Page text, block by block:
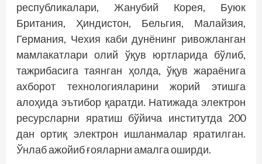
республикалари, Жанубий Корея, Буюк
Британия, Ҳиндистон, Бельгия, Малайзия,
Германия, Чехия каби дунёнинг ривожланган
мамлакатлари олий ўқув юртларида бўлиб,
тажрибасига таянган ҳолда, ўқув жараёнига
ахборот технологияларини жорий этишга
алоҳида эътибор қаратди. Натижада электрон
ресурсларни яратиш бўйича институтда 200
дан ортиқ электрон ишланмалар яратилган.
Ўнлаб ажойиб ғояларни амалга оширди.